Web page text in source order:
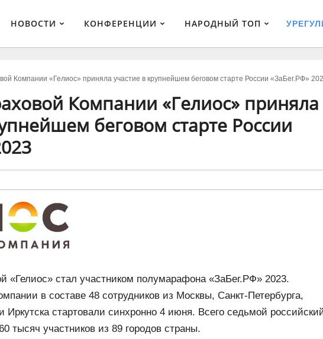
НОВОСТИ КОНФЕРЕНЦИИ НАРОДНЫЙ ТОП
Компании «Гелиос» приняла участие в крупнейшем беговом старте России «ЗаБег.РФ»
Компании «Гелиос» приняла
беговом старте России
«Гелиос» стал участником полумарафона «ЗаБег.РФ» 2023.
в составе 48 сотрудников из Москвы, Санкт-Петербурга,
Иркутска стартовали синхронно 4 июня. Всего седьмой
тысяч участников из 89 городов страны.